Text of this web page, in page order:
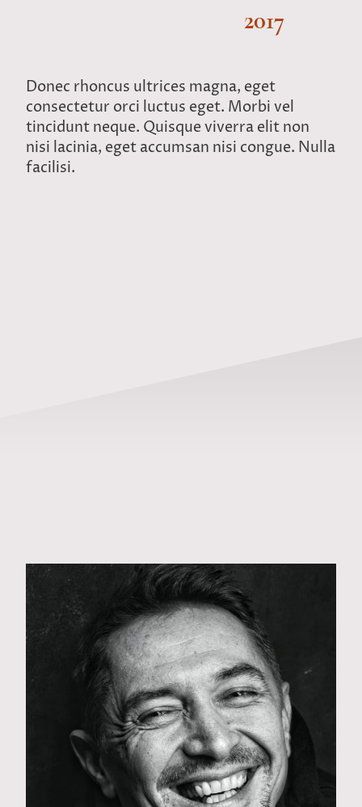
2017
Donec rhoncus ultrices magna, eget
consectetur orci luctus eget. Morbi vel
tincidunt neque. Quisque viverra elit non
nisi lacinia, eget accumsan nisi congue. Nulla
facilisi.